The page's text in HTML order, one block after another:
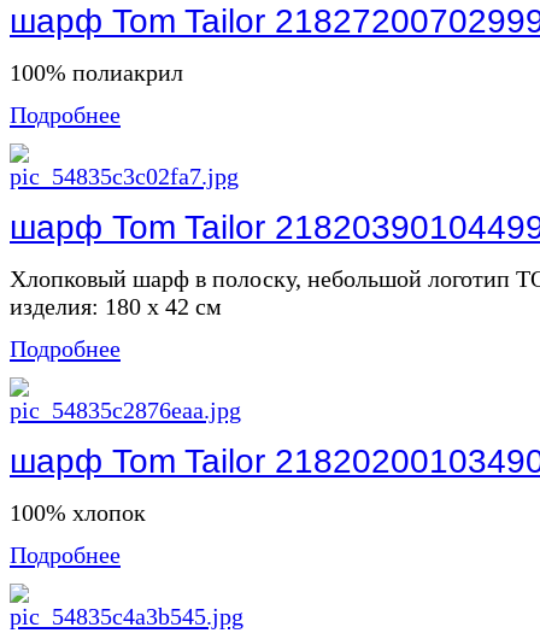
шарф Tom Tailor
100% полиакрил
Подробнее
шарф Tom Tailor
Хлопковый шарф в полоску, небольшой логотип
изделия: 180 x 42 см
Подробнее
шарф Tom Tailor
100% хлопок
Подробнее